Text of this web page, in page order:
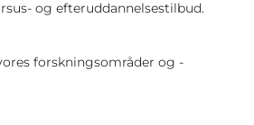
og efteruddannelsestilbud.
forskningsområder og -